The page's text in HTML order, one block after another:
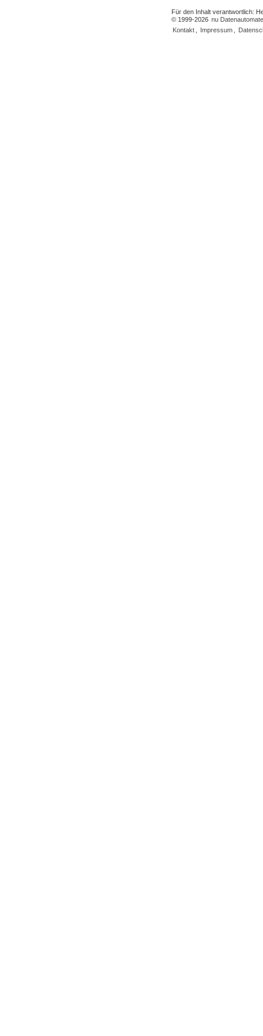
Für den Inhalt verantwortlich:
© 1999-2026 nu
Kontakt
Impressum